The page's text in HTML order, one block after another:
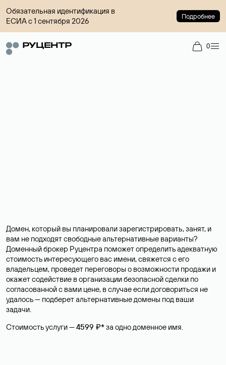
Обязательная идентификация в
ЕСИА с 1 сентября 2026
Подробнее
0
Домен, который вы планировали зарегистрировать, занят, и
вам не подходят свободные альтернативные варианты?
Доменный брокер Руцентра поможет определить адекватную
стоимость интересующего вас имени, свяжется с его
владельцем, проведет переговоры о возможности продажи и
окажет содействие в организации безопасной сделки по
согласованной с вами цене, в случае если договориться не
удалось — подберет альтернативные домены под ваши
задачи.
Стоимость услуги —4599 ₽*за одно доменное имя.